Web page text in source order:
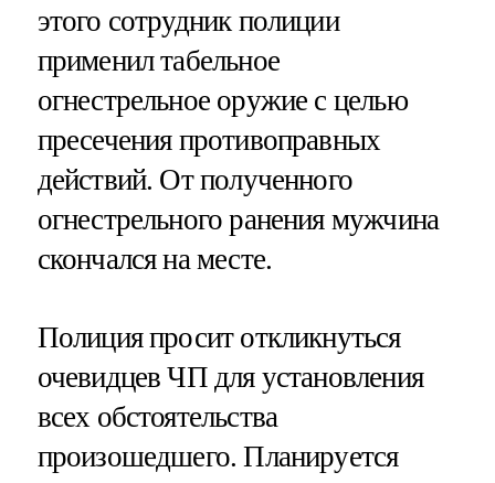
этого сотрудник полиции
применил табельное
огнестрельное оружие с целью
пресечения противоправных
действий. От полученного
огнестрельного ранения мужчина
скончался на месте.
Полиция просит откликнуться
очевидцев ЧП для установления
всех обстоятельства
произошедшего. Планируется